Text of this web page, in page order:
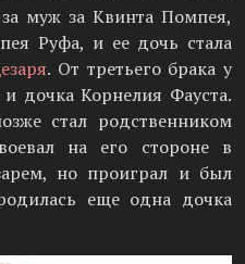
муж за Квинта Помпея,
Руфа, и ее дочь стала
. От третьего брака у
дочка Корнелия Фауста.
стал родственником
на его стороне в
но проиграл и был
еще одна дочка